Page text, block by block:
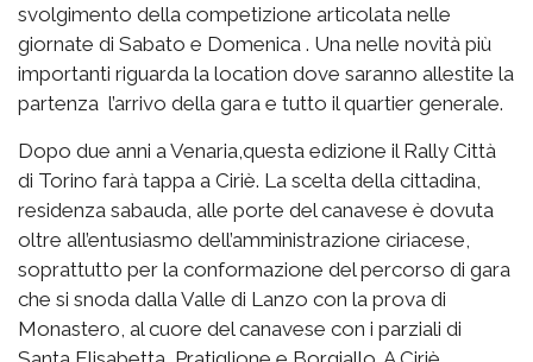
svolgimento della competizione articolata nelle
giornate di Sabato e Domenica . Una nelle novità più
importanti riguarda la location dove saranno allestite la
partenza l’arrivo della gara e tutto il quartier generale.
Dopo due anni a Venaria,questa edizione il Rally Città
di Torino farà tappa a Ciriè. La scelta della cittadina,
residenza sabauda, alle porte del canavese è dovuta
oltre all’entusiasmo dell’amministrazione ciriacese,
soprattutto per la conformazione del percorso di gara
che si snoda dalla Valle di Lanzo con la prova di
Monastero, al cuore del canavese con i parziali di